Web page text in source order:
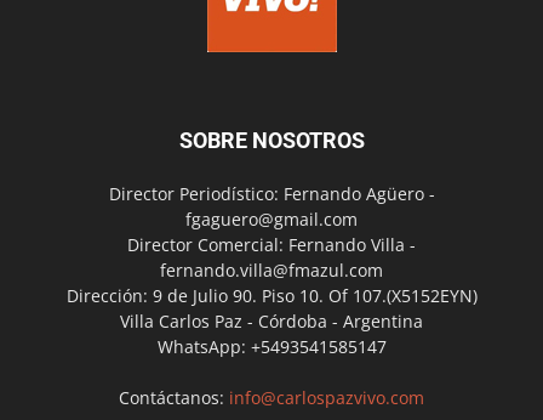
SOBRE NOSOTROS
Director Periodístico: Fernando Agüero -
fgaguero@gmail.com
Director Comercial: Fernando Villa -
fernando.villa@fmazul.com
Dirección: 9 de Julio 90. Piso 10. Of 107.(X5152EYN)
Villa Carlos Paz - Córdoba - Argentina
WhatsApp: +5493541585147
Contáctanos: info@carlospazvivo.com